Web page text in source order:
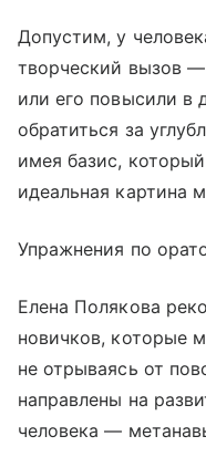
Допустим, у
творческий вызов
или его повысили
обратиться за
имея базис,
идеальная картина
Упражнения по
Елена Полякова
новичков, которые
не отрываясь от
направлены на
человека —